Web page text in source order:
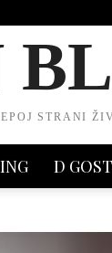
STRANI
D